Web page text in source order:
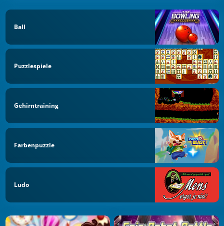
Ball
Puzzlespiele
Gehirntraining
Farbenpuzzle
Ludo